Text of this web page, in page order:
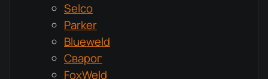
Selco
Parker
Blueweld
Сварог
FoxWeld